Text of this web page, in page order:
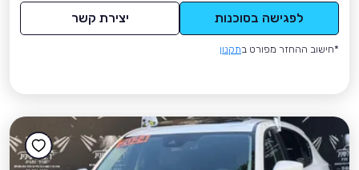
לפגישה בסוכנות יצירת קשר
*חישוב ההחזר מפורט בתקנון